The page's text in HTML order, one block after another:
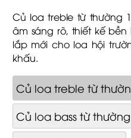
Củ loa treble từ thường
âm sáng rõ, thiết kế
lắp mới cho loa hội
khấu.
Củ loa treble từ
Củ loa bass từ thường